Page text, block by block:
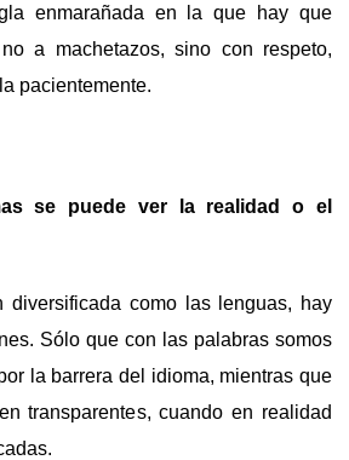
enmarañada en la que hay que
a machetazos, sino con respeto,
pacientemente.
se puede ver la realidad o el
diversificada como las lenguas, hay
Sólo que con las palabras somos
la barrera del idioma, mientras que
transparentes, cuando en realidad